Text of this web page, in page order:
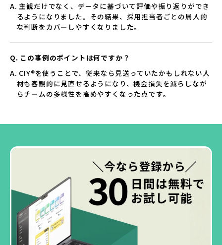
A. 主観だけでなく、データに基づいて評価や振り返りができ
るようになりました。その結果、採用担当者ごとの属人的
な判断をカバーしやすくなりました。
Q. この事例のポイントは何ですか？
A. CIY®を使うことで、従来なら見送っていたかもしれない人
材も客観的に見直せるようになり、機会損失を減らしなが
らチームの多様性を高めやすくなった点です。